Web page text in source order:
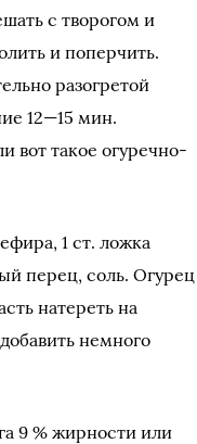
с творогом и
и поперчить.
разогретой
12—15 мин.
вот такое огуречно-
1 ст. ложка
перец, соль. Огурец
натереть на
немного
9 % жирности или